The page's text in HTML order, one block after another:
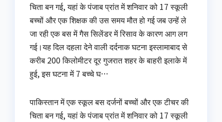
चिता बन गई, यहां के पंजाब प्रांत में शनिवार को 17 स्कूली
बच्चों और एक शिक्षक की उस समय मौत हो गई जब उन्हें ले
जा रही एक बस में गैस सिलेंडर में रिसाव के कारण आग लग
गई।यह दिल दहला देने वाली दर्दनाक घटना इस्लामाबाद से
करीब 200 किलोमीटर दूर गुजरात शहर के बाहरी इलाके में
हुई, इस घटना में 7 बच्चे घ…
पाकिस्तान में एक स्‍कूल बस दर्जनों बच्‍चों और एक टीचर की
चिता बन गई, यहां के पंजाब प्रांत में शनिवार को 17 स्कूली